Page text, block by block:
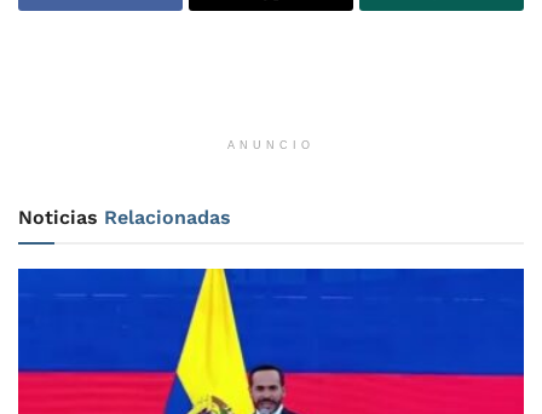
ANUNCIO
Noticias Relacionadas